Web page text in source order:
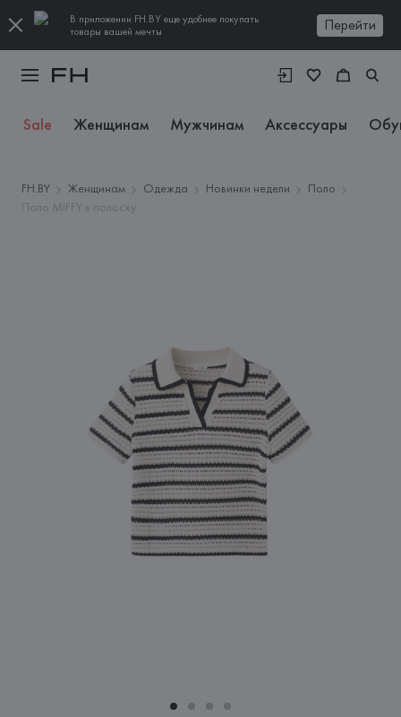
В приложении FH.BY еще удобнее покупать
товары вашей мечты
Перейти
Sale Женщинам Мужчинам Аксессуары
FH.BY Женщинам Одежда Новинки недели
Поло
Поло MIFFY в полоску